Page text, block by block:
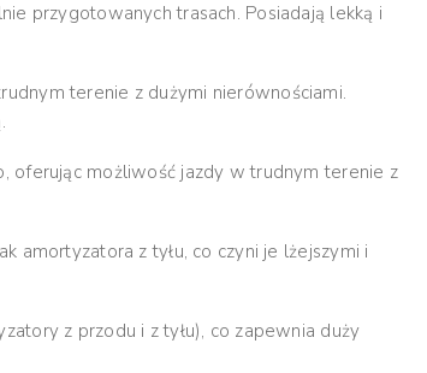
przygotowanych trasach. Posiadają lekką i
terenie z dużymi nierównościami.
oferując możliwość jazdy w trudnym terenie z
amortyzatora z tyłu, co czyni je lżejszymi i
z przodu i z tyłu), co zapewnia duży